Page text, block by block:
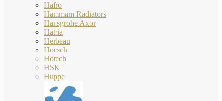
Hafro
Hammam Radiators
Hansgrohe Axor
Hatria
Herbeau
Hoesch
Hotech
HSK
Huppe